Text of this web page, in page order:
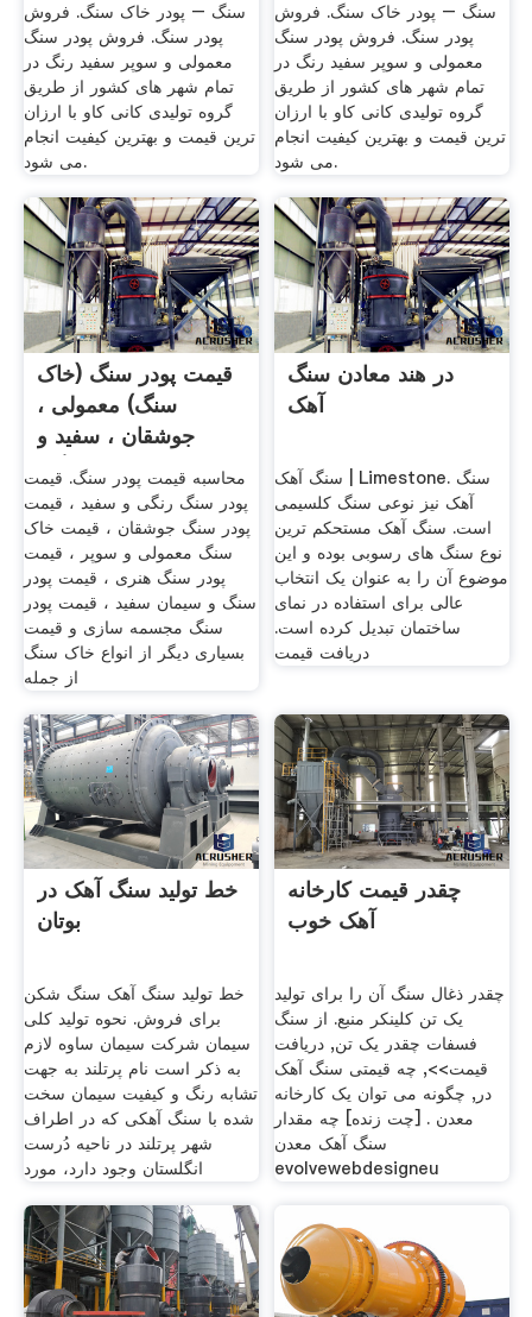
سنگ – پودر خاک سنگ. فروش
پودر سنگ. فروش پودر سنگ
معمولی و سوپر سفید رنگ در
تمام شهر های کشور از طریق
گروه تولیدی کانی کاو با ارزان
ترین قیمت و بهترین کیفیت انجام
می شود.
سنگ – پودر خاک سنگ. فروش
پودر سنگ. فروش پودر سنگ
معمولی و سوپر سفید رنگ در
تمام شهر های کشور از طریق
گروه تولیدی کانی کاو با ارزان
ترین قیمت و بهترین کیفیت انجام
می شود.
قیمت پودر سنگ (خاک
سنگ) معمولی ،
جوشقان ، سفید و
رنگی
محاسبه قیمت پودر سنگ. قیمت
پودر سنگ رنگی و سفید ، قیمت
پودر سنگ جوشقان ، قیمت خاک
سنگ معمولی و سوپر ، قیمت
پودر سنگ هنری ، قیمت پودر
سنگ و سیمان سفید ، قیمت پودر
سنگ مجسمه سازی و قیمت
بسیاری دیگر از انواع خاک سنگ
از جمله
در هند معادن سنگ
آهک
سنگ آهک | Limestone. سنگ
آهک نیز نوعی سنگ کلسیمی
است. سنگ آهک مستحکم ترین
نوع سنگ های رسوبی بوده و این
موضوع آن را به عنوان یک انتخاب
عالی برای استفاده در نمای
ساختمان تبدیل کرده است.
دریافت قیمت
خط تولید سنگ آهک در
بوتان
خط تولید سنگ آهک سنگ شکن
برای فروش. نحوه تولید کلی
سیمان شرکت سیمان ساوه لازم
به ذکر است نام پرتلند به جهت
تشابه رنگ و کیفیت سیمان سخت
شده با سنگ آهکی که در اطراف
شهر پرتلند در ناحیه دُرست
انگلستان وجود دارد، مورد
چقدر قیمت کارخانه
آهک خوب
چقدر ذغال سنگ آن را برای تولید
یک تن کلینکر منبع. از سنگ
فسفات چقدر یک تن, دریافت
قیمت>>, چه قیمتی سنگ آهک
در, چگونه می توان یک کارخانه
معدن . [چت زنده] چه مقدار
سنگ آهک معدن
evolvewebdesigneu